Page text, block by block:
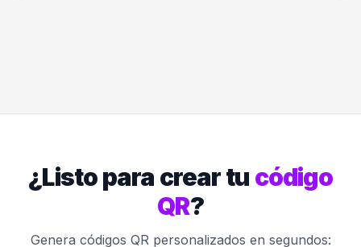
¿Listo para crear tu código
QR?
Genera códigos QR personalizados en segundos: